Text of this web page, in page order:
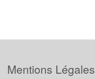
Mentions Légales